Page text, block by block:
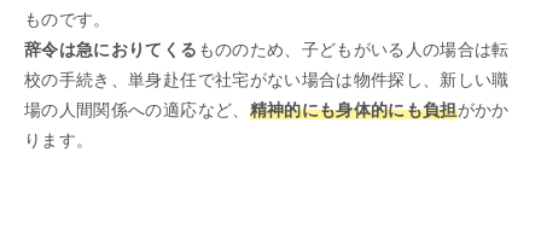
ものです。
辞令は急におりてくる もののため、子どもがいる人の場合は転
校の手続き、単身赴任で社宅がない場合は物件探し、新しい職
場の人間関係への適応など、 精神的にも身体的にも負担がかか
ります。